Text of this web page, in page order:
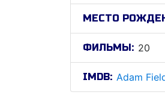
МЕСТО
ФИЛЬМЫ: 20
IMDB: Adam